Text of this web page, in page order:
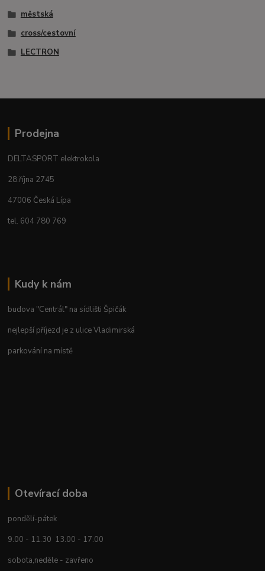
městská
cross/cestovní
LECTRON
Prodejna
DELTASPORT elektrokola
28.října 2745
47006 Česká Lípa
tel. 604 780 769
Kudy k nám
budova "Centrál" na sídlišti Špičák
nejlepší příjezd je z ulice Vladimirská
parkování na místě
Otevírací doba
pondělí-pátek
9.00 - 11.30 13.00 - 17.00
sobota,neděle - zavřeno